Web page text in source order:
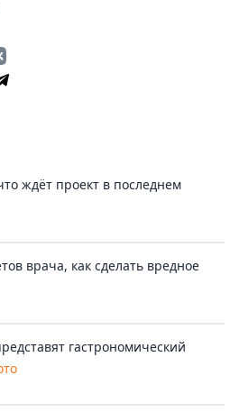
ждёт проект в последнем
врача, как сделать вредное
гастрономический